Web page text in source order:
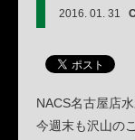
2016. 01. 31
NACS名古屋店水
今週末も沢山の